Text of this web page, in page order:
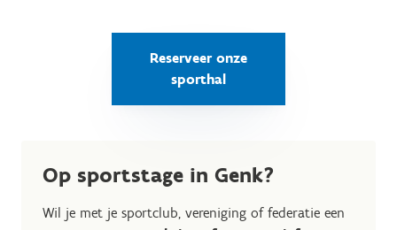
Reserveer onze
sporthal
Op sportstage in Genk?
Wil je met je sportclub, vereniging of federatie een